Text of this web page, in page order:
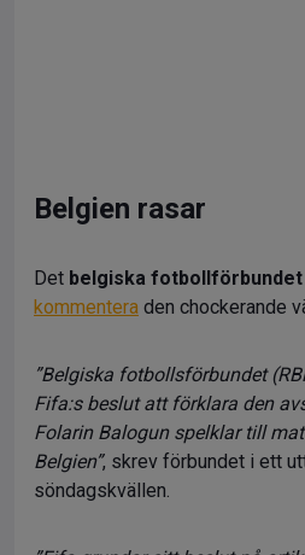
Belgien rasar
Det belgiska fotbollförbundet
kommentera den chockerande
”Belgiska fotbollsförbundet
Fifa:s beslut att förklara den
Folarin Balogun spelklar till
Belgien”, skrev förbundet i ett
söndagskvällen.